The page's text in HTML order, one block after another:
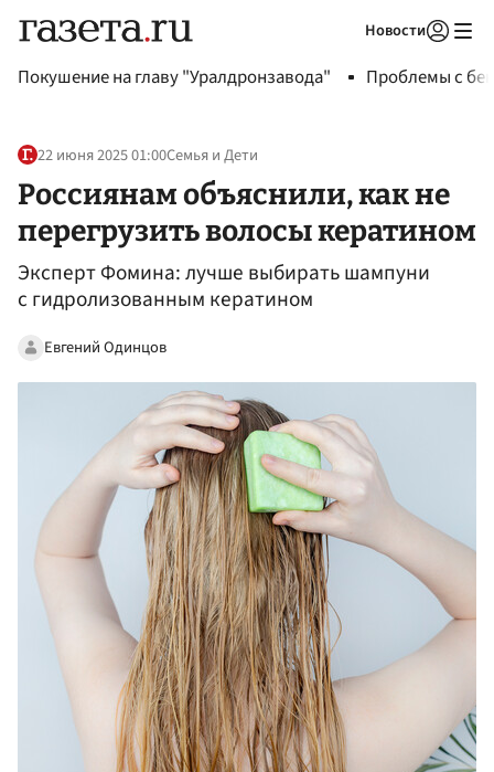
Новости
Покушение на главу "Уралдронзавода" Проблемы с
22 июня 2025 01:00Семья и Дети
Россиянам объяснили, как не
перегрузить волосы кератином
Эксперт Фомина: лучше выбирать шампуни
с гидролизованным кератином
Евгений Одинцов